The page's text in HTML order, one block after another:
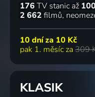
176 TV stanic až 100
2 662 filmů
10 dní za 10 Kč
pak 1. měsíc za 309
KLASIK